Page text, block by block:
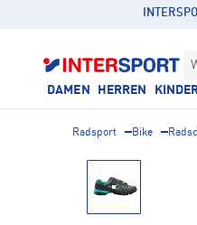
DAMEN HERREN
Radsport Bike